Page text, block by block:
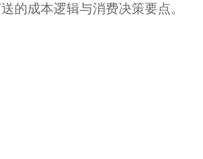
的成本逻辑与消费决策要点。